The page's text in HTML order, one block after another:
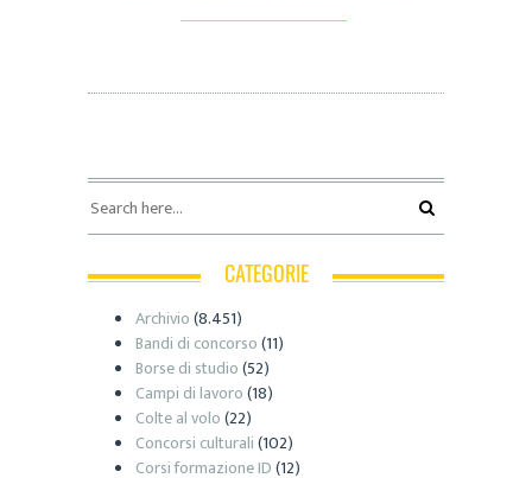
CATEGORIE
Archivio(8.451)
Bandi di concorso(11)
Borse di studio(52)
Campi di lavoro(18)
Colte al volo(22)
Concorsi culturali(102)
Corsi formazione ID(12)